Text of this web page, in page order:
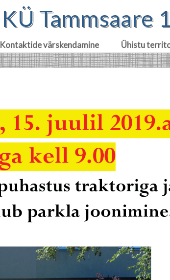
KÜ Tammsaare
Kontaktide värskendamine Ühistu